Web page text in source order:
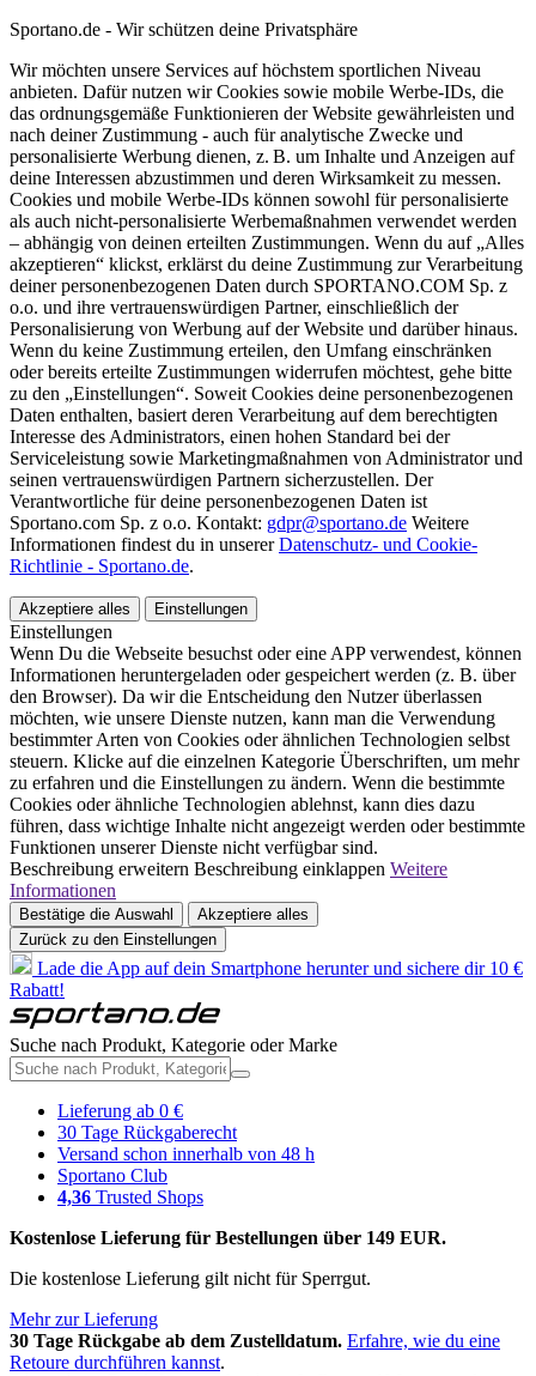
Sportano.de - Wir schützen deine Privatsphäre
Wir möchten unsere Services auf höchstem sportlichen Niveau
anbieten. Dafür nutzen wir Cookies sowie mobile Werbe-IDs, die
das ordnungsgemäße Funktionieren der Website gewährleisten und
nach deiner Zustimmung - auch für analytische Zwecke und
personalisierte Werbung dienen, z. B. um Inhalte und Anzeigen auf
deine Interessen abzustimmen und deren Wirksamkeit zu messen.
Cookies und mobile Werbe-IDs können sowohl für personalisierte
als auch nicht-personalisierte Werbemaßnahmen verwendet werden
– abhängig von deinen erteilten Zustimmungen. Wenn du auf „Alles
akzeptieren“ klickst, erklärst du deine Zustimmung zur Verarbeitung
deiner personenbezogenen Daten durch SPORTANO.COM Sp. z
o.o. und ihre vertrauenswürdigen Partner, einschließlich der
Personalisierung von Werbung auf der Website und darüber hinaus.
Wenn du keine Zustimmung erteilen, den Umfang einschränken
oder bereits erteilte Zustimmungen widerrufen möchtest, gehe bitte
zu den „Einstellungen“. Soweit Cookies deine personenbezogenen
Daten enthalten, basiert deren Verarbeitung auf dem berechtigten
Interesse des Administrators, einen hohen Standard bei der
Serviceleistung sowie Marketingmaßnahmen von Administrator und
seinen vertrauenswürdigen Partnern sicherzustellen. Der
Verantwortliche für deine personenbezogenen Daten ist
Sportano.com Sp. z o.o. Kontakt: gdpr@sportano.de Weitere
Informationen findest du in unsererDatenschutz- und Cookie-
Richtlinie - Sportano.de.
Akzeptiere alles Einstellungen
Einstellungen
Wenn Du die Webseite besuchst oder eine APP verwendest, können
Informationen heruntergeladen oder gespeichert werden (z. B. über
den Browser). Da wir die Entscheidung den Nutzer überlassen
möchten, wie unsere Dienste nutzen, kann man die Verwendung
bestimmter Arten von Cookies oder ähnlichen Technologien selbst
steuern. Klicke auf die einzelnen Kategorie Überschriften, um mehr
zu erfahren und die Einstellungen zu ändern. Wenn die bestimmte
Cookies oder ähnliche Technologien ablehnst, kann dies dazu
führen, dass wichtige Inhalte nicht angezeigt werden oder bestimmte
Funktionen unserer Dienste nicht verfügbar sind.
Beschreibung erweitern Beschreibung einklappen Weitere
Informationen
Bestätige die Auswahl
Akzeptiere alles
Zurück zu den Einstellungen
Lade die App auf dein Smartphone herunter und sichere dir 10 €
Rabatt!
Suche nach Produkt, Kategorie oder Marke
Lieferung ab 0 €
30 Tage Rückgaberecht
Versand schon innerhalb von 48 h
Sportano Club
4,36 Trusted Shops
Kostenlose Lieferung für Bestellungen über 149 EUR.
Die kostenlose Lieferung gilt nicht für Sperrgut.
Mehr zur Lieferung
30 Tage Rückgabe ab dem Zustelldatum. Erfahre, wie du eine
Retoure durchführen kannst.